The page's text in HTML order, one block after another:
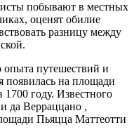
побывают в местных
оценят обилие
разницу между
путешествий и
появилась на площади
году. Известного
да Верраццано ,
Пьяцца Маттеотти